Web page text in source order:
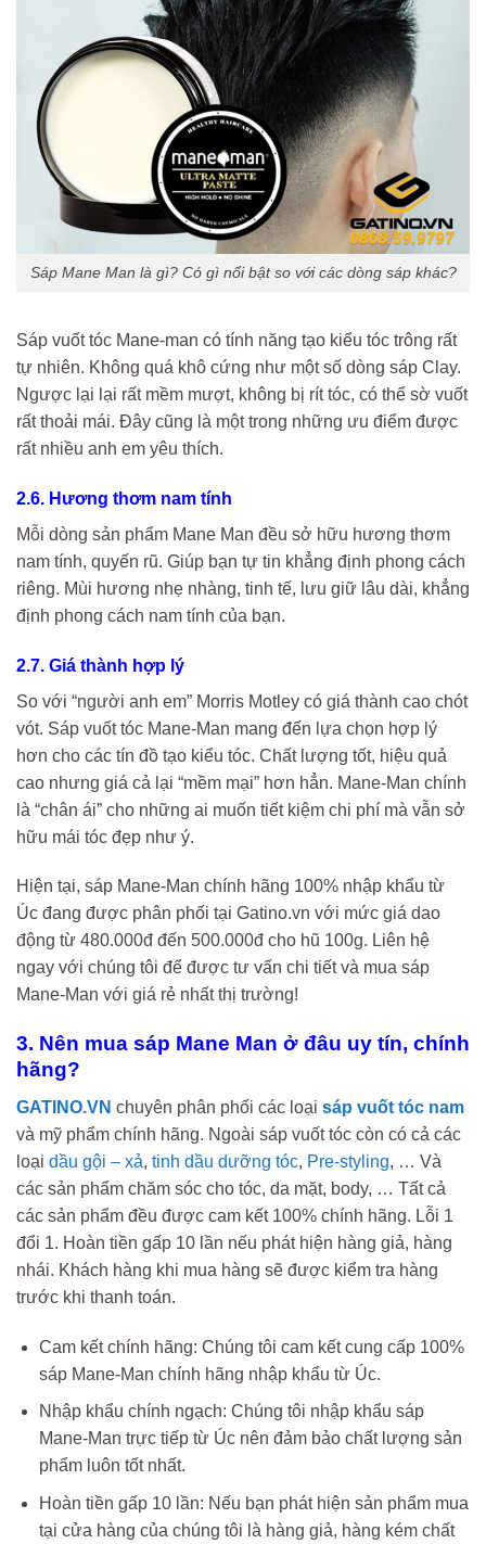
Sáp Mane Man là gì? Có gì nổi bật so với các dòng sáp khác?
Sáp vuốt tóc Mane-man có tính năng tạo kiểu tóc trông rất
tự nhiên. Không quá khô cứng như một số dòng sáp Clay.
Ngược lại lại rất mềm mượt, không bị rít tóc, có thể sờ vuốt
rất thoải mái. Đây cũng là một trong những ưu điểm được
rất nhiều anh em yêu thích.
2.6. Hương thơm nam tính
Mỗi dòng sản phẩm Mane Man đều sở hữu hương thơm
nam tính, quyến rũ. Giúp bạn tự tin khẳng định phong cách
riêng. Mùi hương nhẹ nhàng, tinh tế, lưu giữ lâu dài, khẳng
định phong cách nam tính của bạn.
2.7. Giá thành hợp lý
So với “người anh em” Morris Motley có giá thành cao chót
vót. Sáp vuốt tóc Mane-Man mang đến lựa chọn hợp lý
hơn cho các tín đồ tạo kiểu tóc. Chất lượng tốt, hiệu quả
cao nhưng giá cả lại “mềm mại” hơn hẳn. Mane-Man chính
là “chân ái” cho những ai muốn tiết kiệm chi phí mà vẫn sở
hữu mái tóc đẹp như ý.
Hiện tại, sáp Mane-Man chính hãng 100% nhập khẩu từ
Úc đang được phân phối tại Gatino.vn với mức giá dao
động từ 480.000đ đến 500.000đ cho hũ 100g. Liên hệ
ngay với chúng tôi để được tư vấn chi tiết và mua sáp
Mane-Man với giá rẻ nhất thị trường!
3. Nên mua sáp Mane Man ở đâu uy tín, chính
hãng?
GATINO.VN chuyên phân phối các loại sáp vuốt tóc nam
và mỹ phẩm chính hãng. Ngoài sáp vuốt tóc còn có cả các
loại dầu gội – xả, tinh dầu dưỡng tóc, Pre-styling, … Và
các sản phẩm chăm sóc cho tóc, da mặt, body, … Tất cả
các sản phẩm đều được cam kết 100% chính hãng. Lỗi 1
đổi 1. Hoàn tiền gấp 10 lần nếu phát hiện hàng giả, hàng
nhái. Khách hàng khi mua hàng sẽ được kiểm tra hàng
trước khi thanh toán.
Cam kết chính hãng: Chúng tôi cam kết cung cấp 100%
sáp Mane-Man chính hãng nhập khẩu từ Úc.
Nhập khẩu chính ngạch: Chúng tôi nhập khẩu sáp
Mane-Man trực tiếp từ Úc nên đảm bảo chất lượng sản
phẩm luôn tốt nhất.
Hoàn tiền gấp 10 lần: Nếu bạn phát hiện sản phẩm mua
tại cửa hàng của chúng tôi là hàng giả, hàng kém chất